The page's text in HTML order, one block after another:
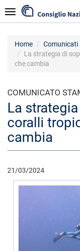
al
contenuto
Navigazione
Home
Comunicati
La strategia di
che cambia
COMUNICATO
La
coralli
cambia
21/03/2024